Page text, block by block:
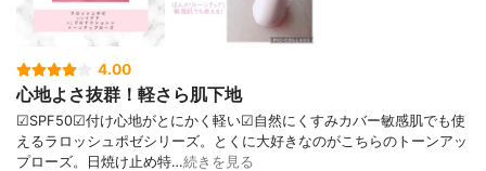
4.00
心地よさ抜群！軽さら肌下地
☑︎SPF50☑︎付け心地がとにかく軽い☑︎自然にくすみカバー敏感肌でも使
えるラロッシュポゼシリーズ。とくに大好きなのがこちらのトーンアッ
プローズ。日焼け止め特…続きを見る